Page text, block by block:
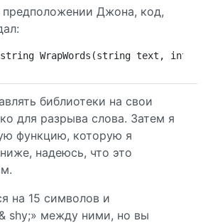
предположении Джона, код,
WrapWords(string text, int
библиотеки на свои
для разрыва слова. Затем я
функцию, которую я
надеюсь, что это
на 15 символов и
shy;» между ними, но вы